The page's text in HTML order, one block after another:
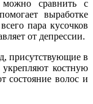
сравнить с
выработке
пара кусочков
от депрессии.
присутствующие в
костную
состояние волос и